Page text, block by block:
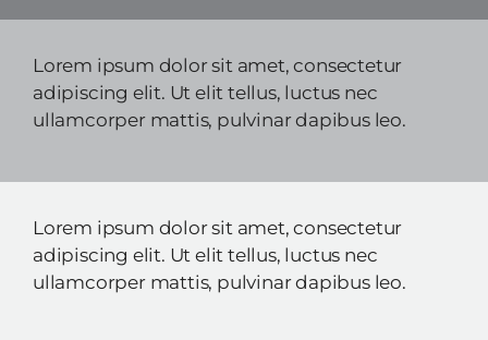
Lorem ipsum dolor sit amet, consectetur
adipiscing elit. Ut elit tellus, luctus nec
ullamcorper mattis, pulvinar dapibus leo.
Lorem ipsum dolor sit amet, consectetur
adipiscing elit. Ut elit tellus, luctus nec
ullamcorper mattis, pulvinar dapibus leo.